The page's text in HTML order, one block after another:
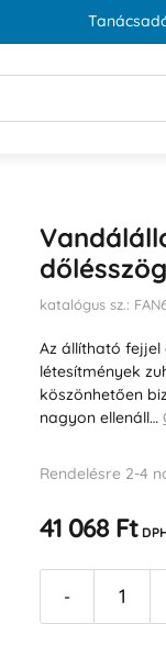
katalógus sz.:
Az állítható
létesítmények
köszönhetően
nagyon ellenáll…
Rendelésre 2-4
41 068 Ft
-